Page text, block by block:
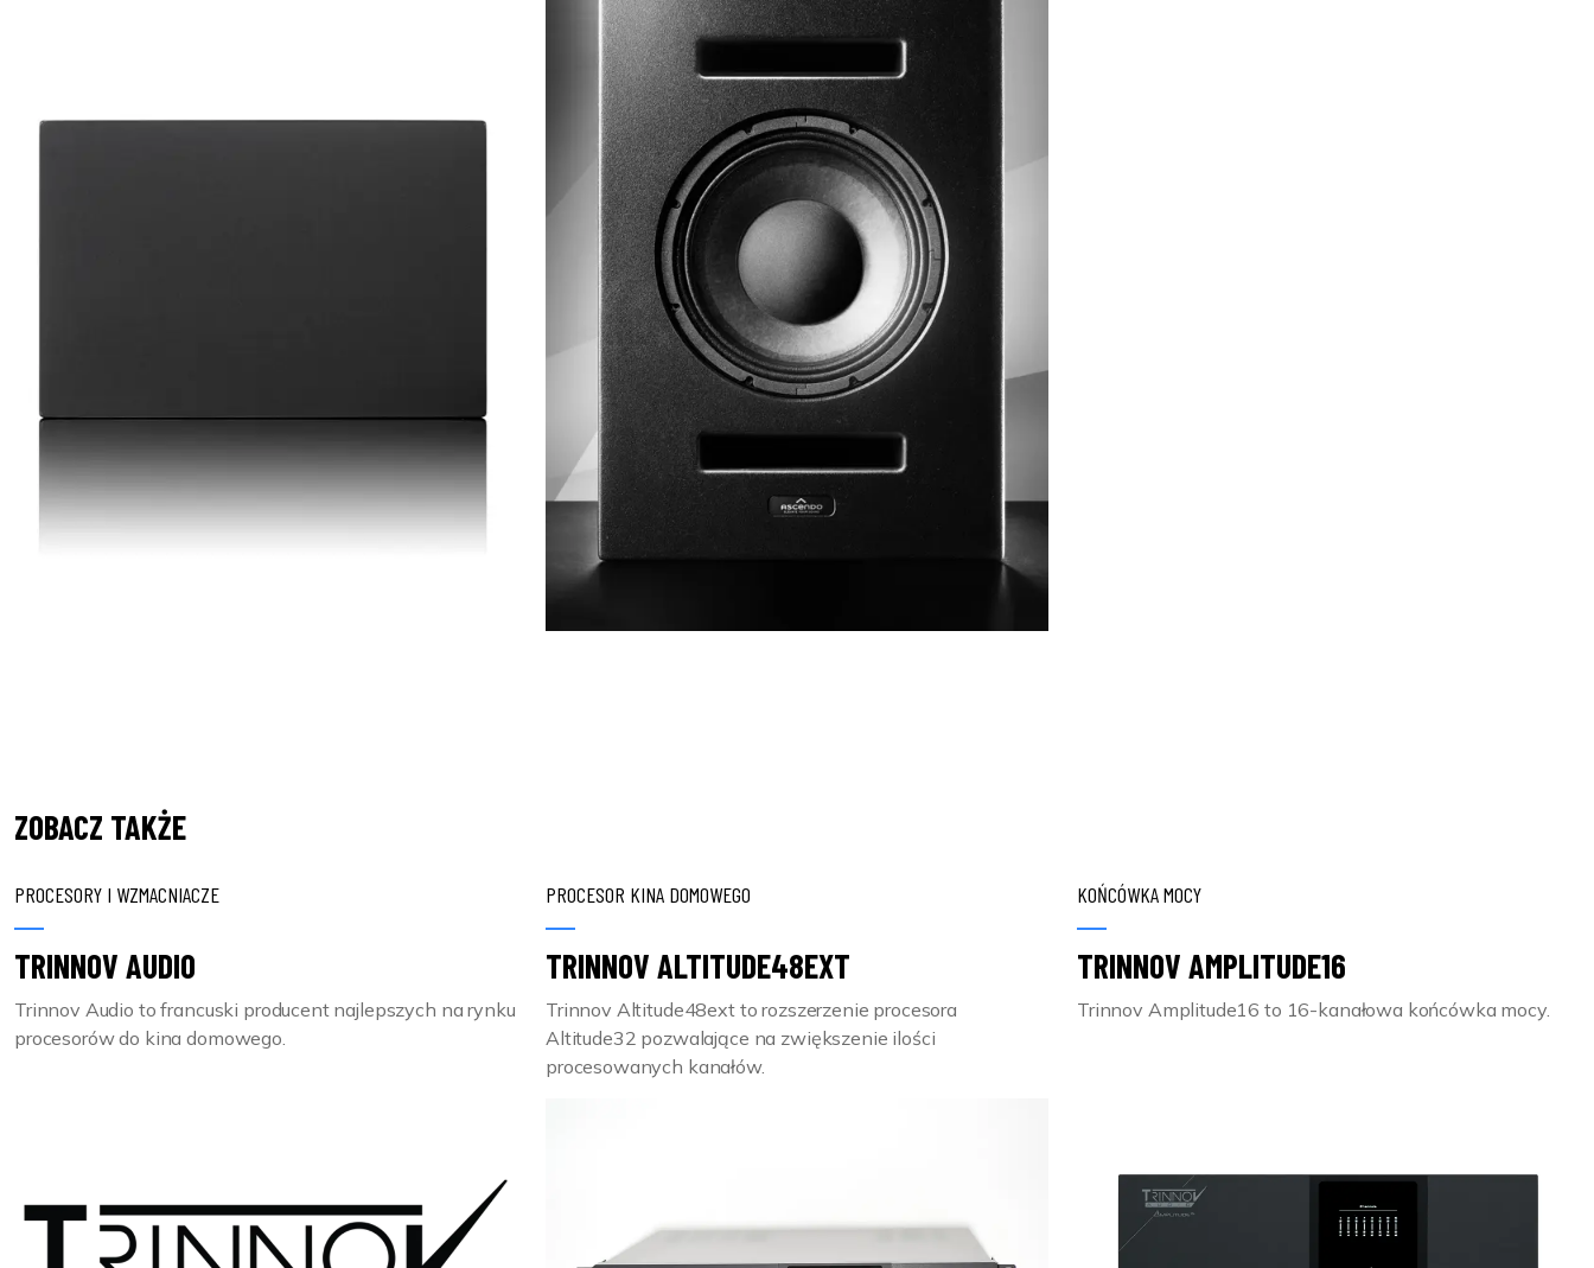
ZOBACZ TAKŻE
PROCESORY I WZMACNIACZE
TRINNOV AUDIO
Trinnov Audio to francuski producent najlepszych na rynku
procesorów do kina domowego.
PROCESOR KINA DOMOWEGO
TRINNOV ALTITUDE48EXT
Trinnov Altitude48ext to rozszerzenie procesora
Altitude32 pozwalające na zwiększenie ilości
procesowanych kanałów.
KOŃCÓWKA MOCY
TRINNOV AMPLITUDE16
Trinnov Amplitude16 to 16-kanałowa końcówka mocy.